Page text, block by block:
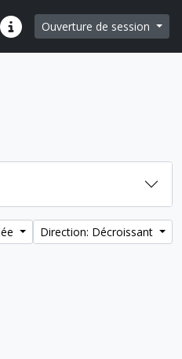
page
Liens rapidesOuverture de session
Direction: Décroissant